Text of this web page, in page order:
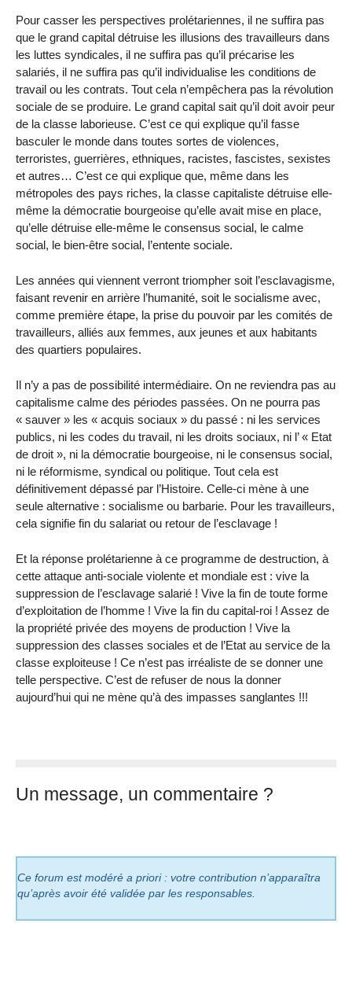
Pour casser les perspectives prolétariennes, il ne suffira pas
que le grand capital détruise les illusions des travailleurs dans
les luttes syndicales, il ne suffira pas qu’il précarise les
salariés, il ne suffira pas qu’il individualise les conditions de
travail ou les contrats. Tout cela n’empêchera pas la révolution
sociale de se produire. Le grand capital sait qu’il doit avoir peur
de la classe laborieuse. C’est ce qui explique qu’il fasse
basculer le monde dans toutes sortes de violences,
terroristes, guerrières, ethniques, racistes, fascistes, sexistes
et autres… C’est ce qui explique que, même dans les
métropoles des pays riches, la classe capitaliste détruise elle-
même la démocratie bourgeoise qu’elle avait mise en place,
qu’elle détruise elle-même le consensus social, le calme
social, le bien-être social, l’entente sociale.
Les années qui viennent verront triompher soit l’esclavagisme,
faisant revenir en arrière l’humanité, soit le socialisme avec,
comme première étape, la prise du pouvoir par les comités de
travailleurs, alliés aux femmes, aux jeunes et aux habitants
des quartiers populaires.
Il n’y a pas de possibilité intermédiaire. On ne reviendra pas au
capitalisme calme des périodes passées. On ne pourra pas
« sauver » les « acquis sociaux » du passé : ni les services
publics, ni les codes du travail, ni les droits sociaux, ni l’ « Etat
de droit », ni la démocratie bourgeoise, ni le consensus social,
ni le réformisme, syndical ou politique. Tout cela est
définitivement dépassé par l’Histoire. Celle-ci mène à une
seule alternative : socialisme ou barbarie. Pour les travailleurs,
cela signifie fin du salariat ou retour de l’esclavage !
Et la réponse prolétarienne à ce programme de destruction, à
cette attaque anti-sociale violente et mondiale est : vive la
suppression de l’esclavage salarié ! Vive la fin de toute forme
d’exploitation de l’homme ! Vive la fin du capital-roi ! Assez de
la propriété privée des moyens de production ! Vive la
suppression des classes sociales et de l’Etat au service de la
classe exploiteuse ! Ce n’est pas irréaliste de se donner une
telle perspective. C’est de refuser de nous la donner
aujourd’hui qui ne mène qu’à des impasses sanglantes !!!
Un message, un commentaire ?
Ce forum est modéré a priori : votre contribution n’apparaîtra
qu’après avoir été validée par les responsables.